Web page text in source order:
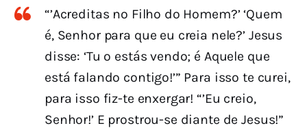
“’Acreditas no Filho do Homem?’ ‘Quem
é, Senhor para que eu creia nele?’ Jesus
disse: ‘Tu o estás vendo; é Aquele que
está falando contigo!’” Para isso te curei,
para isso fiz-te enxergar! “’Eu creio,
Senhor!’ E prostrou-se diante de Jesus!”